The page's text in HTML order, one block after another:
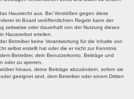
Hausrecht aus. Bei Verstößen gegen diese
im Board veröffentlichten Regeln kann der
zeitweise oder dauerhaft von der Nutzung dieses
Hausverbot erteilen.
Betreiber keine Verantwortung für die Inhalte von
selbst erstellt hat oder die er nicht zur Kenntnis
Betreiber, dein Benutzerkonto, Beiträge und
oder zu sperren.
hinaus, deine Beiträge abzuändern, sofern sie
geeignet sind, dem Betreiber oder einem Dritten